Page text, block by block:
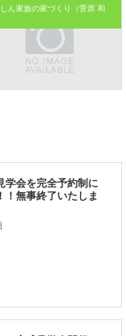
ぼれ話！
ん家族の家づくり（菅原 和